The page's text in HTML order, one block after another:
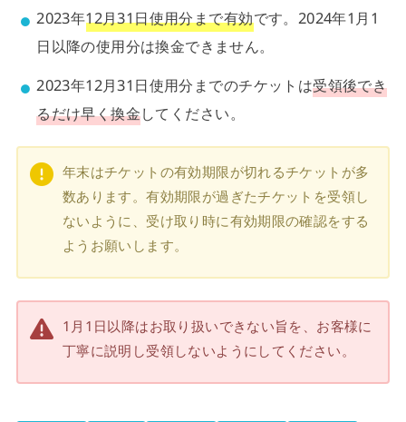
2023年12月31日使用分まで有効です。2024年1月1
日以降の使用分は換金できません。
2023年12月31日使用分までのチケットは受領後でき
るだけ早く換金してください。
年末はチケットの有効期限が切れるチケットが多
数あります。有効期限が過ぎたチケットを受領し
ないように、受け取り時に有効期限の確認をする
ようお願いします。
1月1日以降はお取り扱いできない旨を、お客様に
丁寧に説明し受領しないようにしてください。